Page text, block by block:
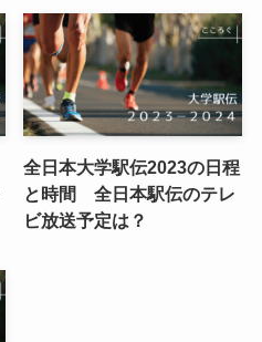
全日本大学駅伝2023の日程
と時間 全日本駅伝のテレ
ビ放送予定は？